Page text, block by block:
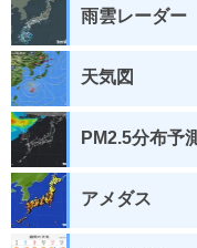
雨雲レーダー
天気図
PM2.5分布予
アメダス